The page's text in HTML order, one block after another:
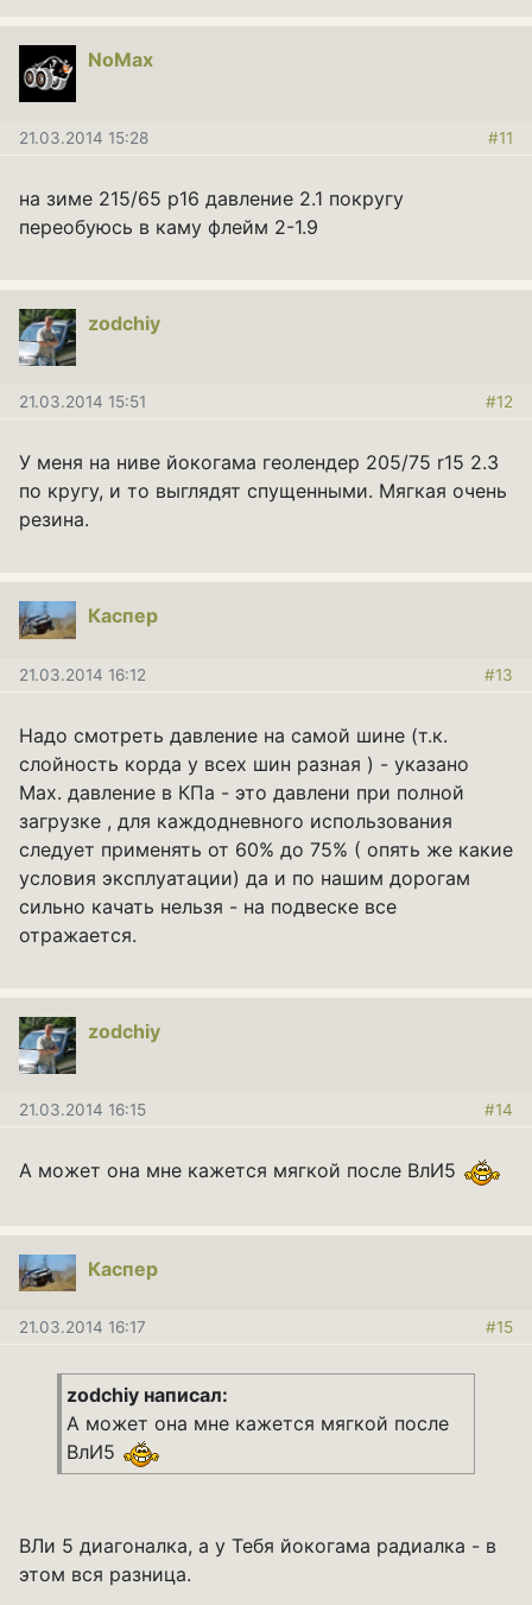
NoMax
21.03.2014 15:28 #11
на зиме 215/65 р16 давление 2.1 покругу
переобуюсь в каму флейм 2-1.9
zodchiy
21.03.2014 15:51 #12
У меня на ниве йокогама геолендер 205/75 r15 2.3
по кругу, и то выглядят спущенными. Мягкая очень
резина.
Каспер
21.03.2014 16:12 #13
Надо смотреть давление на самой шине (т.к.
слойность корда у всех шин разная ) - указано
Мах. давление в КПа - это давлени при полной
загрузке , для каждодневного использования
следует применять от 60% до 75% ( опять же какие
условия эксплуатации) да и по нашим дорогам
сильно качать нельзя - на подвеске все
отражается.
zodchiy
21.03.2014 16:15 #14
А может она мне кажется мягкой после ВлИ5
Каспер
21.03.2014 16:17 #15
zodchiy написал:
А может она мне кажется мягкой после
ВлИ5
ВЛи 5 диагоналка, а у Тебя йокогама радиалка - в
этом вся разница.